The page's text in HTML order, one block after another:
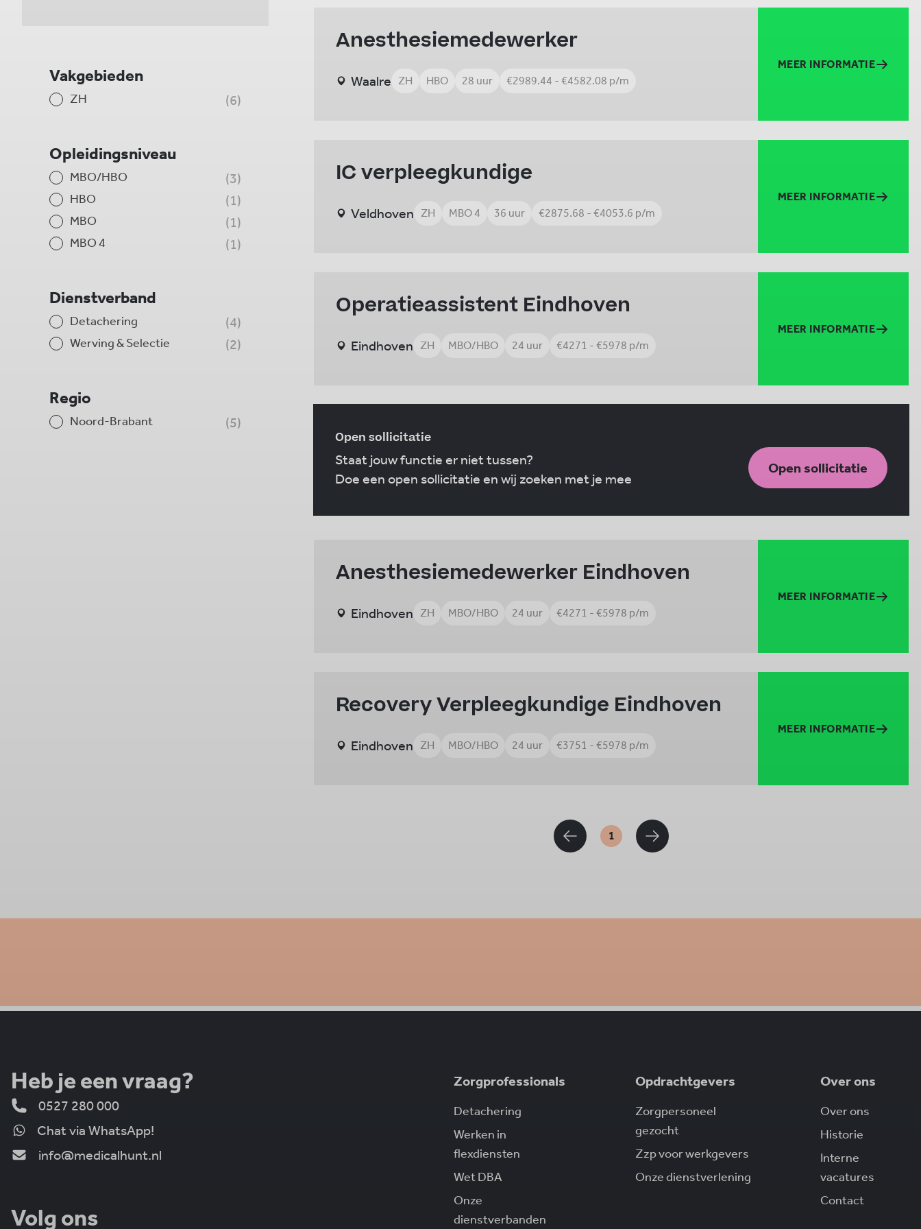
Vakgebieden
ZH 6
Opleidingsniveau
MBO/HBO 3
HBO 1
MBO 1
MBO 4 1
Dienstverband
Detachering 4
Werving & Selectie 2
Regio
Noord-Brabant 5
Anesthesiemedewerker
Waalre ZH HBO 28 uur €2989.44 - €4582.08 p/m
MEER INFORMATIE
IC verpleegkundige
Veldhoven ZH MBO 4 36 uur €2875.68 - €4053.6 p/m
MEER INFORMATIE
Operatieassistent Eindhoven
Eindhoven ZH MBO/HBO 24 uur €4271 - €5978 p/m
MEER INFORMATIE
Open sollicitatie
Staat jouw functie er niet tussen?
Doe een open sollicitatie en wij zoeken met je mee
Open sollicitatie
Anesthesiemedewerker Eindhoven
Eindhoven ZH MBO/HBO 24 uur €4271 - €5978 p/m
MEER INFORMATIE
Recovery Verpleegkundige Eindhoven
Eindhoven ZH MBO/HBO 24 uur €3751 - €5978 p/m
MEER INFORMATIE
1
Heb je een vraag?
0527 280 000
Chat via WhatsApp!
info@medicalhunt.nl
Volg ons
Zorgprofessionals
Detachering
Werken in
flexdiensten
Wet DBA
Onze
dienstverbanden
Opdrachtgevers
Zorgpersoneel
gezocht
Zzp voor werkgevers
Onze dienstverlening
Over ons
Over ons
Historie
Interne
vacatures
Contact